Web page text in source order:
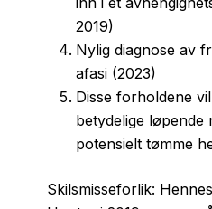
2019)
Nylig diagnose av
afasi (2023)
Disse forholdene
betydelige løpende
potensielt tømme
Skilsmisseforlik: